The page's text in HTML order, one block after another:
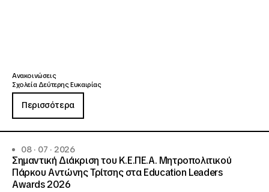
Ανακοινώσεις
Σχολεία Δεύτερης Ευκαιρίας
Περισσότερα
08 · 07 · 2026
Σημαντική Διάκριση του Κ.Ε.ΠΕ.Α. Μητροπολιτικού
Πάρκου Αντώνης Τρίτσης στα Education Leaders
Awards 2026